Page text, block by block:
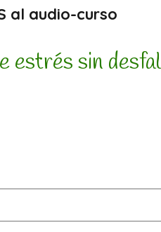
al audio-curso
estrés sin